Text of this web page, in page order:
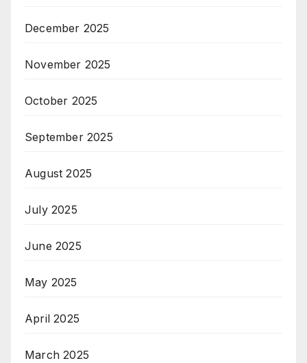
December 2025
November 2025
October 2025
September 2025
August 2025
July 2025
June 2025
May 2025
April 2025
March 2025